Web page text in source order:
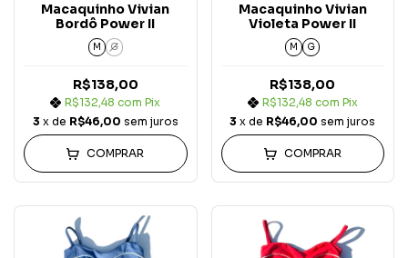
Macaquinho Vivian
Bordô Power II
M G
R$138,00
R$132,48com Pix
3 x de R$46,00 sem juros
COMPRAR
Macaquinho Vivian
Violeta Power II
M G
R$138,00
R$132,48 com Pix
3 x de R$46,00 sem juros
COMPRAR